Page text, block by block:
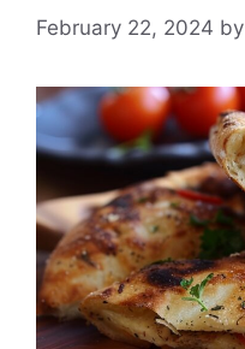
February 22, 2024 by